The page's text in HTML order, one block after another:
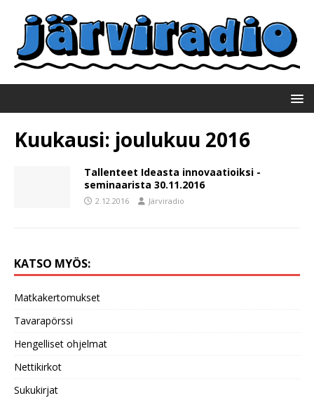
Kuukausi: joulukuu 2016
Tallenteet Ideasta innovaatioiksi -
seminaarista 30.11.2016
2.12.2016 Järviradio
KATSO MYÖS:
Matkakertomukset
Tavarapörssi
Hengelliset ohjelmat
Nettikirkot
Sukukirjat